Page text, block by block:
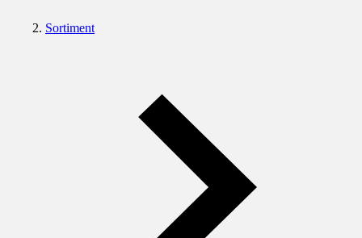
Sortiment